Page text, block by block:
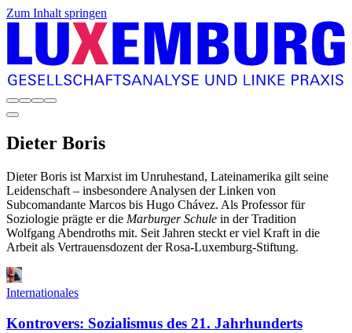
Zum Inhalt springen
Dieter Boris
Dieter Boris ist Marxist im Unruhestand, Lateinamerika gilt seine
Leidenschaft – insbesondere Analysen der Linken von
Subcomandante Marcos bis Hugo Chávez. Als Professor für
Soziologie prägte er die Marburger Schule in der Tradition
Wolfgang Abendroths mit. Seit Jahren steckt er viel Kraft in die
Arbeit als Vertrauensdozent der Rosa-Luxemburg-Stiftung.
Internationales
Kontrovers: Sozialismus des 21. Jahrhunderts